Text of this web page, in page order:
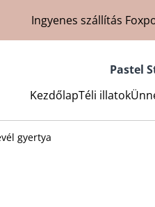
Ingyenes szállítás
Pastel
KezdőlapTéli illatok
gyertya